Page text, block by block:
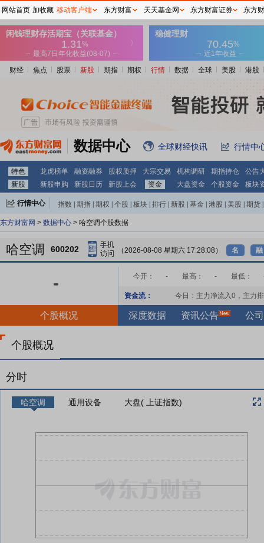
财经 焦点 股票 新股 期指 期权 行情 数据 全球 美股 港股
数据中心 全球财经快讯 行情中
特色 龙虎榜单 融资融券 股权质押 大宗交易 机构调研 期指持仓
公告
新股
新股申购 新股日历 新股上会 资金 大盘资金 个股资金 板块
行情中心 指数 期指 期权 个股 板块 排行 新股 基金 港股 美股 期货
东方财富网 > 数据中心 > 哈空调个股数据
哈空调 600202 （2026-08-08 星期六 17:28:08） 名 融
- 今开： - 最高： - 最低：
资金流： 今日：主力净流入0 ，主力
个股概况 深度数据 资讯公告 公
个股概况
分时
哈空调 通用设备 大盘( 上证指数)
网站首页 加收藏 移动客户端 东方财富 天天基金网 东方财富证券 东方